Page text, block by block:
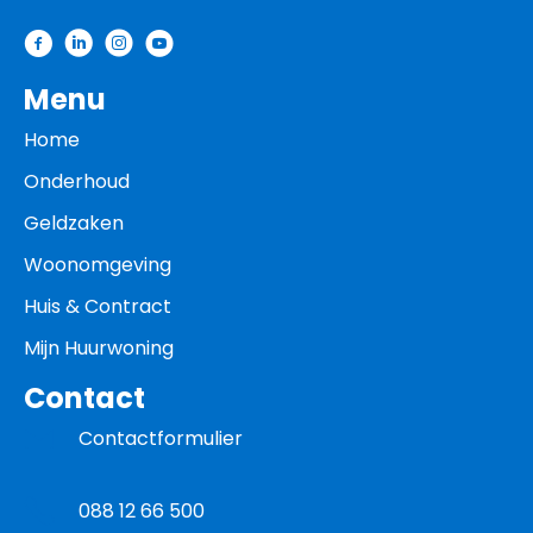
Menu
Home
Onderhoud
Geldzaken
Woonomgeving
Huis & Contract
Mijn Huurwoning
Contact
Contactformulier
088 12 66 500